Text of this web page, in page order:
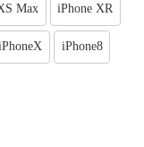
Max iPhone XR
iPhone8